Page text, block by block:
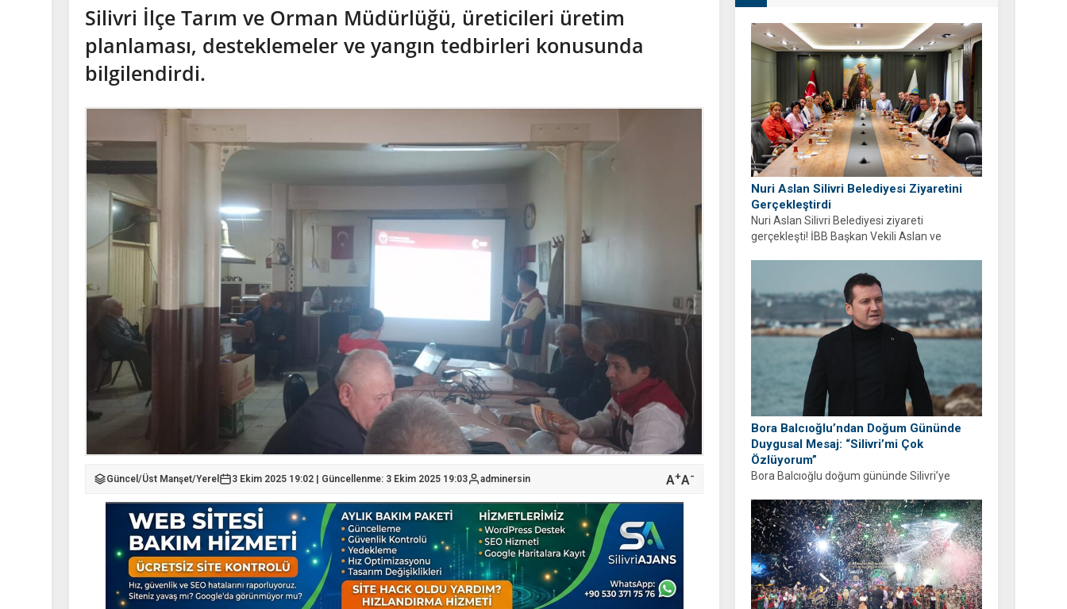
Nuri Aslan Silivri Belediyesi Ziyaretini
Gerçekleştirdi
Nuri Aslan Silivri Belediyesi ziyareti
gerçekleşti! İBB Başkan Vekili Aslan ve
Bora Balcıoğlu’ndan Doğum Gününde
Duygusal Mesaj: “Silivri’mi Çok
Özlüyorum”
Bora Balcıoğlu doğum gününde Silivri’ye
ayrıyım” diyen Balcıoğlu, bir sonraki doğum
gününü ailesi ve hemşehrileriyle birlikte
geçirmeyi diledi.
Silivri İlçe Tarım ve Orman Müdürlüğü, üreticileri üretim
planlaması, desteklemeler ve yangın tedbirleri konusunda
bilgilendirdi.
Güncel /Üst Manşet/Yerel 3 Ekim 2025 19:02 | Güncellenme: 3 Ekim 2025 19:03 adminersin A+A-